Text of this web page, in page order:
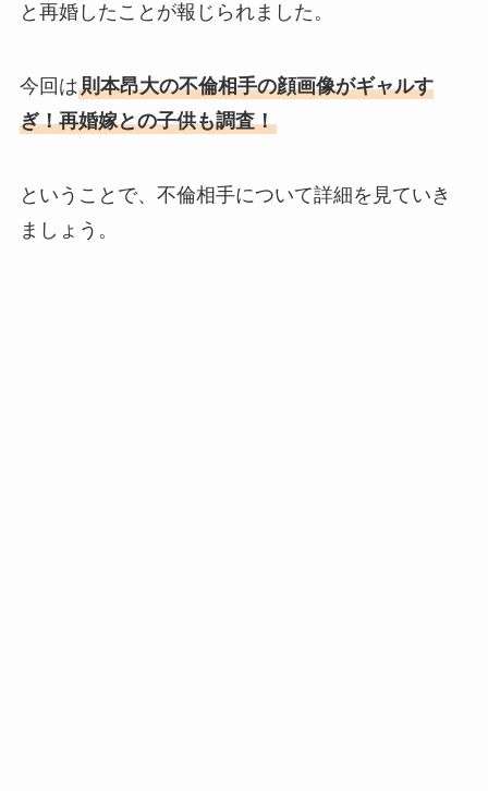
と再婚したことが報じられました。
今回は則本昂大の不倫相手の顔画像がギャルす
ぎ！再婚嫁との子供も調査！
ということで、不倫相手について詳細を見ていき
ましょう。